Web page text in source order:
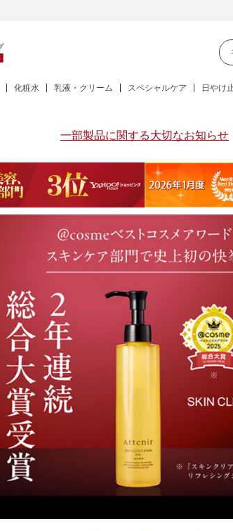
化粧水 乳液・クリーム スペシャルケア 日やけ
一部製品に関する大切なお知らせ